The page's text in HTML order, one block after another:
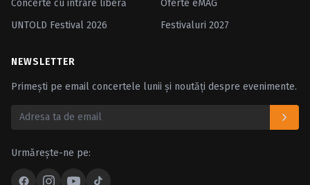
Concerte cu intrare liberă
Oferte eMAG
UNTOLD Festival 2026
Festivaluri 2027
NEWSLETTER
Primești pe email concertele lunii și noutăți despre evenimente.
Urmărește-ne pe: